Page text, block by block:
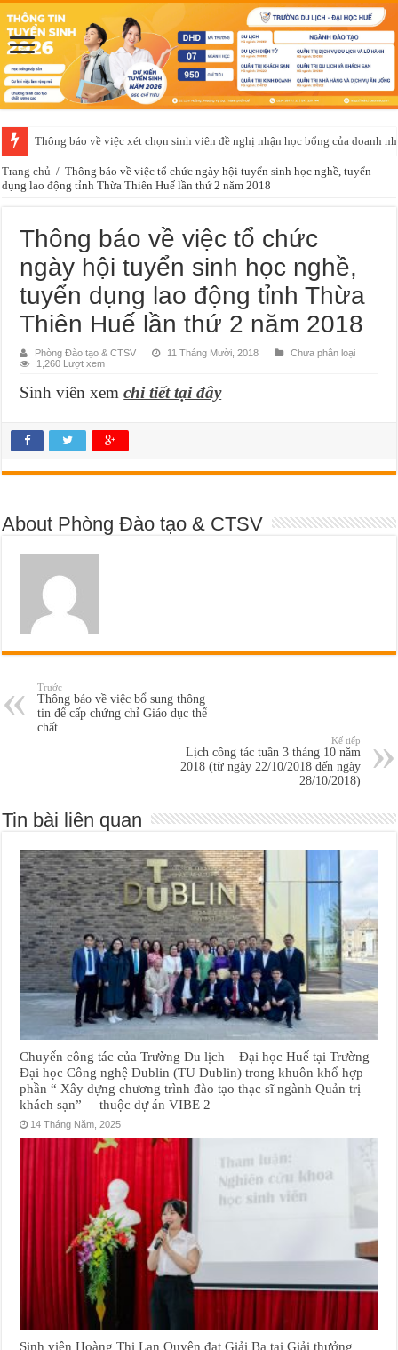
Thông báo về việc xét chọn sinh viên đề nghị nhận học bổng của doanh
Trang chủ / Thông báo về việc tổ chức ngày hội tuyển sinh học nghề, tuyển
dụng lao động tỉnh Thừa Thiên Huế lần thứ 2 năm 2018
Thông báo về việc tổ chức
ngày hội tuyển sinh học nghề,
tuyển dụng lao động tỉnh Thừa
Thiên Huế lần thứ 2 năm 2018
Phòng Đào tạo & CTSV 11 Tháng Mười, 2018
Chưa phân loại
1,260 Lượt xem
Sinh viên xemchi tiết tại đây
About Phòng Đào tạo & CTSV
Trước
Thông báo về việc bổ sung thông
tin để cấp chứng chỉ Giáo dục thể
chất
Kế tiếp
Lịch công tác tuần 3 tháng 10 năm
2018 (từ ngày 22/10/2018 đến ngày
28/10/2018)
Tin bài liên quan
Chuyến công tác của Trường Du lịch – Đại học Huế tại Trường
Đại học Công nghệ Dublin (TU Dublin) trong khuôn khổ hợp
phần “ Xây dựng chương trình đào tạo thạc sĩ ngành Quản trị
khách sạn” – thuộc dự án VIBE 2
14 Tháng Năm, 2025
Sinh viên Hoàng Thị Lan Quyên đạt Giải Ba tại Giải thưởng